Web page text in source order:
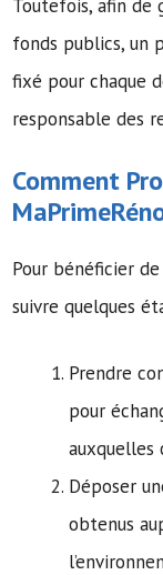
Toutefois, afin de
fonds publics, un
fixé pour chaque
responsable des
Comment
Pour bénéficier de
suivre quelques
Prendre
pour
auxquelles
Déposer
obtenus